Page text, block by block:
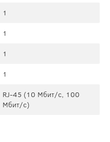
1
1
1
1
RJ-45 (10 Мбит/с, 100
Мбит/с)